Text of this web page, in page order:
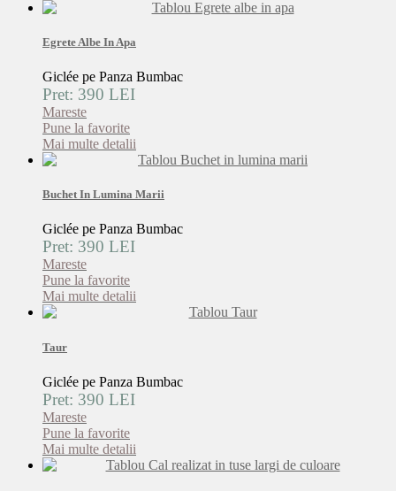
Egrete Albe In Apa
Giclée pe Panza Bumbac
Pret: 390 LEI
Mareste
Pune la favorite
Mai multe detalii
Buchet In Lumina Marii
Giclée pe Panza Bumbac
Pret: 390 LEI
Mareste
Pune la favorite
Mai multe detalii
Taur
Giclée pe Panza Bumbac
Pret: 390 LEI
Mareste
Pune la favorite
Mai multe detalii